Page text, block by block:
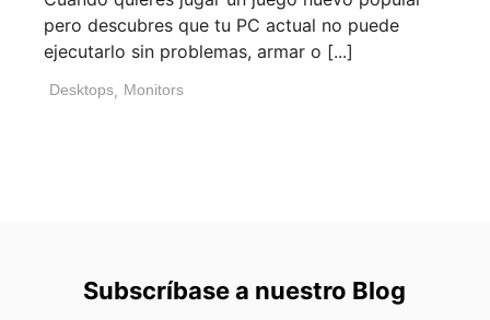
pero descubres que tu PC actual no puede
ejecutarlo sin problemas, armar o [...]
Desktops, Monitors
Subscríbase a nuestro Blog